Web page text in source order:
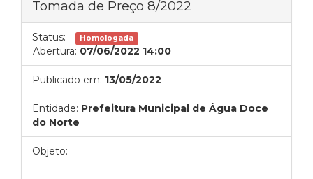
Tomada de Preço 8/2022
Status: Homologada
Abertura: 07/06/2022 14:00
Publicado em: 13/05/2022
Entidade: Prefeitura Municipal de Água Doce
do Norte
Objeto: